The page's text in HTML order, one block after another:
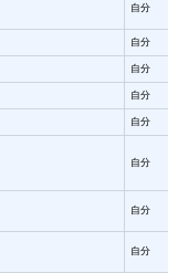
自分
自分
自分
自分
自分
自分
自分
自分